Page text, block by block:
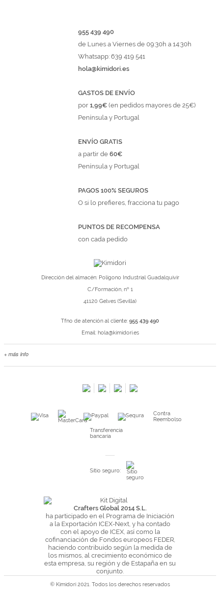
955 439 490
de Lunes a Viernes de 09:30h a 14:30h
Whatsapp: 639 419 541
hola@kimidori.es
GASTOS DE ENVÍO
por1,99€(en pedidos mayores de 25€)
Península y Portugal
ENVÍO GRATIS
a partir de60€
Península y Portugal
PAGOS 100% SEGUROS
O si lo prefieres, fracciona tu pago
PUNTOS DE RECOMPENSA
con cada pedido
Dirección del almacén: Polígono Industrial Guadalquivir
C/Formación, nº 1
41120 Gelves (Sevilla)
Tfno de atención al cliente: 955 439 490
Email: hola@kimidori.es
+ más info
Kimidori PRINT, nuestro servicio de impresión de fotos
Pago seguro y financiación
Condiciones generales de Compra
Política de Privacidad
Política de Cookies
Contra
Reembolso
Transferencia
bancaria
Sitio seguro:
Crafters Global 2014 S.L.
ha participado en el Programa de Iniciación
a la Exportación ICEX-Next, y ha contado
con el apoyo de ICEX, así como la
cofinanciación de Fondos europeos FEDER,
haciendo contribuido según la medida de
los mismos, al crecimiento económico de
esta empresa, su región y de Estapaña en su
conjunto.
© Kimidori 2021. Todos los derechos reservados